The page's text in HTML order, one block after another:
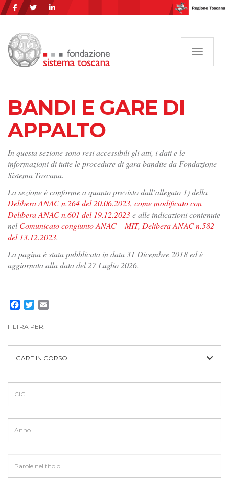
BANDI E GARE DI
APPALTO
In questa sezione sono resi accessibili gli atti, i dati e le
informazioni di tutte le procedure di gara bandite da Fondazione
Sistema Toscana.
La sezione è conforme a quanto previsto dall’allegato 1) della
Delibera ANAC n.264 del 20.06.2023, come modificato con
Delibera ANAC n.601 del 19.12.2023e alle indicazioni contenute
nelComunicato congiunto ANAC – MIT, Delibera ANAC n.582
del 13.12.2023.
La pagina è stata pubblicata in data 31 Dicembre 2018 ed è
aggiornata alla data del 27 Luglio 2026.
Facebook
Twitter
FILTRA PER:
GARE IN CORSO